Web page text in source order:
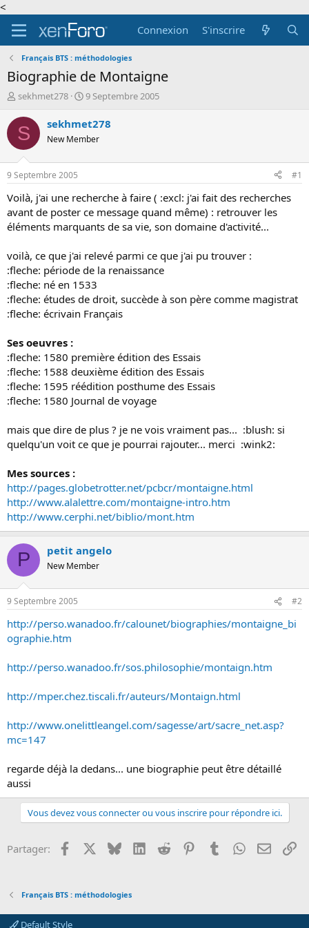
<
Connexion
S'inscrire
Français BTS : méthodologies
Biographie de Montaigne
A
t
e
r
d
e
l
d
i
c
u
s
i
o
sekhmet278
D
t
e
d
é
b
t
9 Septembre 2005
S sekhmet278
New Member
9 Septembre 2005 #1
Voilà, j'ai une recherche à faire ( :excl: j'ai fait des recherches
avant de poster ce message quand même) : retrouver les
éléments marquants de sa vie, son domaine d'activité...
voilà, ce que j'ai relevé parmi ce que j'ai pu trouver :
:fleche: période de la renaissance
:fleche: né en 1533
:fleche: études de droit, succède à son père comme magistrat
:fleche: écrivain Français
Ses oeuvres :
:fleche: 1580 première édition des Essais
:fleche: 1588 deuxième édition des Essais
:fleche: 1595 réédition posthume des Essais
:fleche: 1580 Journal de voyage
mais que dire de plus ? je ne vois vraiment pas... :blush: si
quelqu'un voit ce que je pourrai rajouter... merci :wink2:
Mes sources :
http://pages.globetrotter.net/pcbcr/montaigne.html
http://www.alalettre.com/montaigne-intro.htm
http://www.cerphi.net/biblio/mont.htm
P petit angelo
New Member
9 Septembre 2005 #2
http://perso.wanadoo.fr/calounet/biographies/montaigne_bi
ographie.htm
http://perso.wanadoo.fr/sos.philosophie/montaign.htm
http://mper.chez.tiscali.fr/auteurs/Montaign.html
http://www.onelittleangel.com/sagesse/art/sacre_net.asp?
mc=147
regarde déjà la dedans... une biographie peut être détaillé
aussi
Vous devez vous connecter ou vous inscrire pour répondre ici.
Partager: Facebook BlueskyLinkedInReddit PinterestTumblrWhatsApp
Email
Français BTS : méthodologies
Default Style